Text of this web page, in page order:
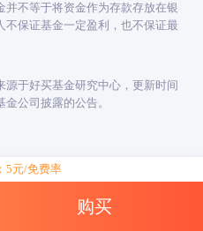
并不等于将资金作为存款存放在银
保证基金一定盈利，也不保证最
于好买基金研究中心，更新时间
公司披露的公告。
5元/免费率
购买